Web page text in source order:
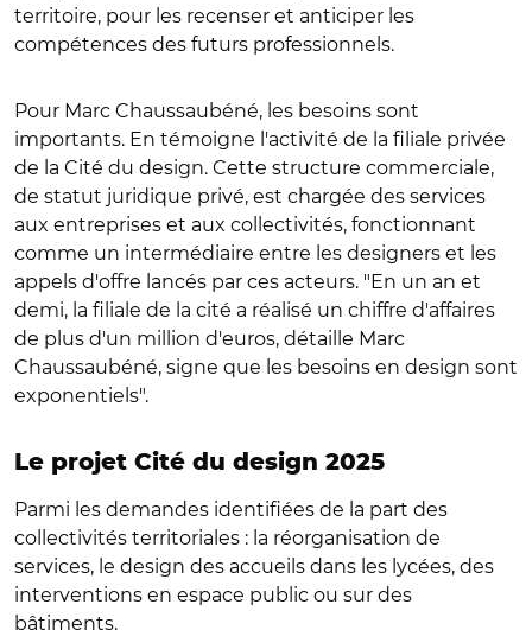
territoire, pour les recenser et anticiper les
compétences des futurs professionnels.
Pour Marc Chaussaubéné, les besoins sont
importants. En témoigne l'activité de la filiale privée
de la Cité du design. Cette structure commerciale,
de statut juridique privé, est chargée des services
aux entreprises et aux collectivités, fonctionnant
comme un intermédiaire entre les designers et les
appels d'offre lancés par ces acteurs. "En un an et
demi, la filiale de la cité a réalisé un chiffre d'affaires
de plus d'un million d'euros, détaille Marc
Chaussaubéné, signe que les besoins en design sont
exponentiels".
Le projet Cité du design 2025
Parmi les demandes identifiées de la part des
collectivités territoriales : la réorganisation de
services, le design des accueils dans les lycées, des
interventions en espace public ou sur des
bâtiments.